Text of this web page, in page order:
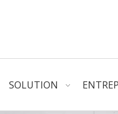
SOLUTION